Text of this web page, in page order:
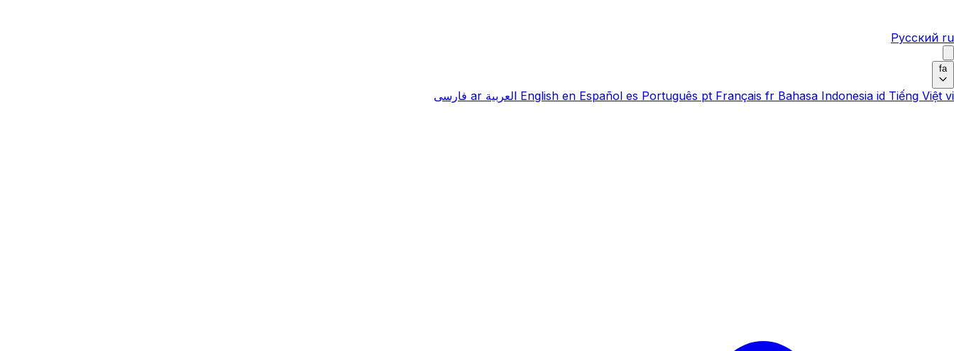
Русский ru
fa
English en Español es Português pt Français fr Bahasa Indonesia id Tiếng Việt vi العربية ar فارسی